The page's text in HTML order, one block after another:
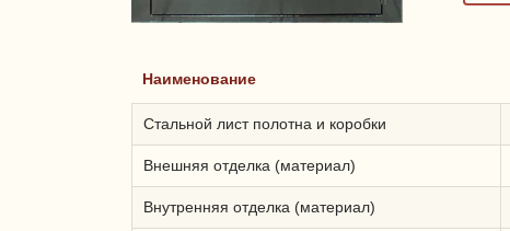
Наименование
Стальной лист полотна и коробки
Внешняя отделка (материал)
Внутренняя отделка (материал)